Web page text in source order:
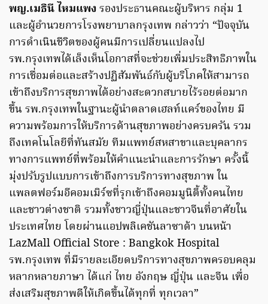
พญ.เมธินี ไหมแพงรองประธานคณะผู้บริหาร กลุ่ม 1
และผู้อำนวยการโรงพยาบาลกรุงเทพ กล่าวว่า “ปัจจุบัน
การดำเนินชีวิตของผู้คนมีการเปลี่ยนแปลงไป
รพ.กรุงเทพได้เล็งเห็นโอกาสที่จะช่วยเพิ่มประสิทธิภาพใน
การเชื่อมต่อและสร้างปฏิสัมพันธ์กับผู้บริโภคให้สามารถ
เข้าถึงบริการสุขภาพได้อย่างสะดวกสบายไร้รอยต่อมาก
ขึ้น รพ.กรุงเทพในฐานะผู้นำตลาดเฮลท์แคร์ของไทย มี
ความพร้อมการให้บริการด้านสุขภาพอย่างครบครัน รวม
ถึงเทคโนโลยีที่ทันสมัย ทีมแพทย์สหสาขาและบุคลากร
ทางการแพทย์ที่พร้อมให้คำแนะนำและการรักษา ครั้งนี้
มุ่งปรับรูปแบบการเข้าถึงการบริการทางสุขภาพ ใน
แพลตฟอร์มอีคอมเมิร์ซที่รุกเข้าถึงคอมมูนิตี้ทั้งคนไทย
และชาวต่างชาติ รวมทั้งชาวญี่ปุ่นและชาวจีนที่อาศัยใน
ประเทศไทย โดยผ่านแอปพลิเคชันลาซาด้า บนหน้า
LazMall Official Store : Bangkok Hospital
รพ.กรุงเทพ ที่มีรายละเอียดบริการทางสุขภาพครอบคลุม
หลากหลายภาษา ได้แก่ ไทย อังกฤษ ญี่ปุ่น และจีน เพื่อ
ส่งเสริมสุขภาพดีให้เกิดขึ้นได้ทุกที่ ทุกเวลา”